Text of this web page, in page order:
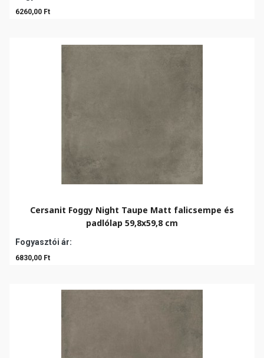
6260,00 Ft
Cersanit Foggy Night Taupe Matt falicsempe és
padlólap 59,8x59,8 cm
Fogyasztói ár:
6830,00 Ft